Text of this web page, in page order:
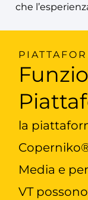
che
la
Media e
VT